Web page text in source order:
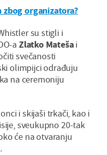
organizatora?
su stigli i
a Zlatko Matešai
svečanosti
olimpijci odrađuju
na ceremoniju
i skijaši trkači, kao i
sveukupno 20-tak
će na otvaranju
.